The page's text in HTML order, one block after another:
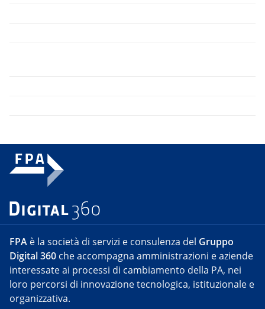
FPA è la società di servizi e consulenza del Gruppo
Digital 360 che accompagna amministrazioni e aziende
interessate ai processi di cambiamento della PA, nei
loro percorsi di innovazione tecnologica, istituzionale e
organizzativa.